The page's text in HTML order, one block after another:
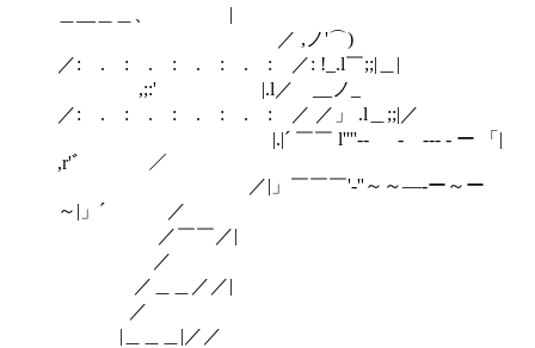
＿__＿＿、 |
／ ,ノ'⌒)
／: . : . : . : . : ／: !_.l￣;;|＿|
,;:' |.l／ゞ__ノ_
／: . : . : . : . : ／ ／」 .l＿;;|／
|.|´ ￣￣ l''''-- - --- - ー 「|
,r'ﾞ ／
／|」￣￣￣'-''～～―-ー～ー
～|」´ ／
／￣￣／|
／
／＿＿／／|
／
|＿＿＿|／／